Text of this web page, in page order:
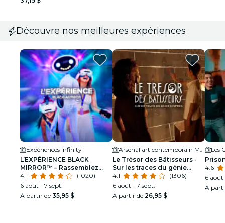
Découvre nos meilleures expériences
Expériences Infinity
L’EXPÉRIENCE BLACK
MIRROR™ – Rassemblez
votre équipe. Plongez dans
l’intrigue
4.1
(1020)
6 août - 7 sept.
À partir de 35,95 $
Arsenal art contemporain Montréal
Le Trésor des Bâtisseurs -
Sur les traces du génie
égyptien - Montréal
4.1
(1306)
6 août - 7 sept.
À partir de 26,95 $
Les
4.6
6
À